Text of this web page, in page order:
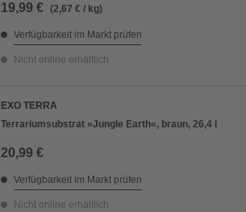
19,99 € (2,67 € / kg)
Verfügbarkeit im Markt prüfen
Nicht online erhältlich
EXO TERRA
Terrariumsubstrat »Jungle Earth«, braun, 26,4 l
20,99 €
Verfügbarkeit im Markt prüfen
Nicht online erhältlich